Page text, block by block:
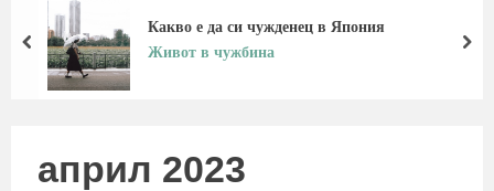
Какво е да си чужденец в Япония
Живот в чужбина
prev
април 2023